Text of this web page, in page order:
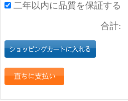
二年以内に品質を保証する
合計: